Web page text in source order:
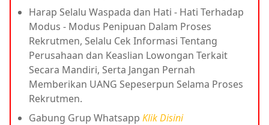
Harap Selalu Waspada dan Hati - Hati Terhadap
Modus - Modus Penipuan Dalam Proses
Rekrutmen, Selalu Cek Informasi Tentang
Perusahaan dan Keaslian Lowongan Terkait
Secara Mandiri, Serta Jangan Pernah
Memberikan UANG Sepeserpun Selama Proses
Rekrutmen.
Gabung Grup Whatsapp Klik Disini